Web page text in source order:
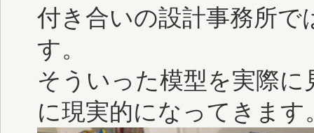
付き合いの設計事務所で
す。
そういった模型を実際
に現実的になってきます